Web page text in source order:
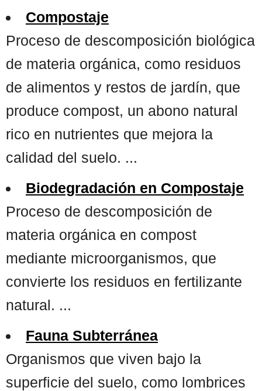
Compostaje
Proceso de descomposición biológica
de materia orgánica, como residuos
de alimentos y restos de jardín, que
produce compost, un abono natural
rico en nutrientes que mejora la
calidad del suelo. ...
Biodegradación en Compostaje
Proceso de descomposición de
materia orgánica en compost
mediante microorganismos, que
convierte los residuos en fertilizante
natural. ...
Fauna Subterránea
Organismos que viven bajo la
superficie del suelo, como lombrices